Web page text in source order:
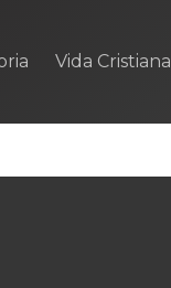
Vida Cristiana